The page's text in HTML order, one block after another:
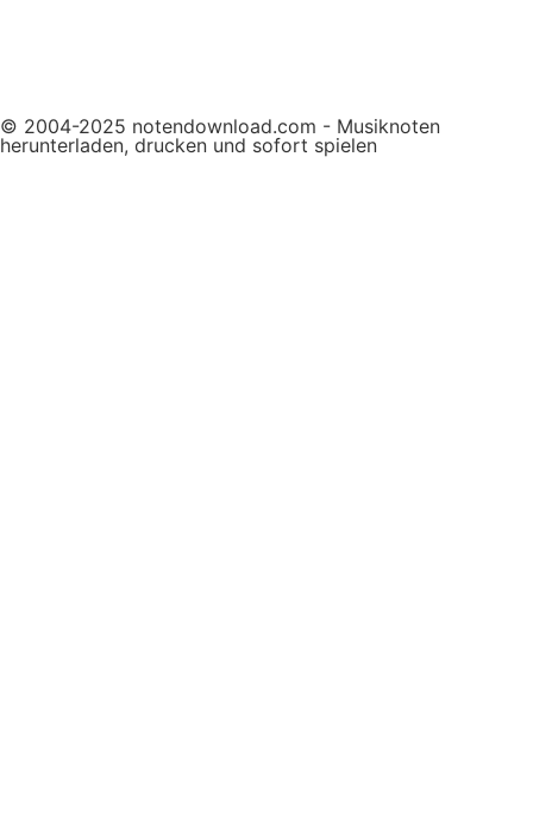
© 2004-2025 notendownload.com - Musiknoten
herunterladen, drucken und sofort spielen